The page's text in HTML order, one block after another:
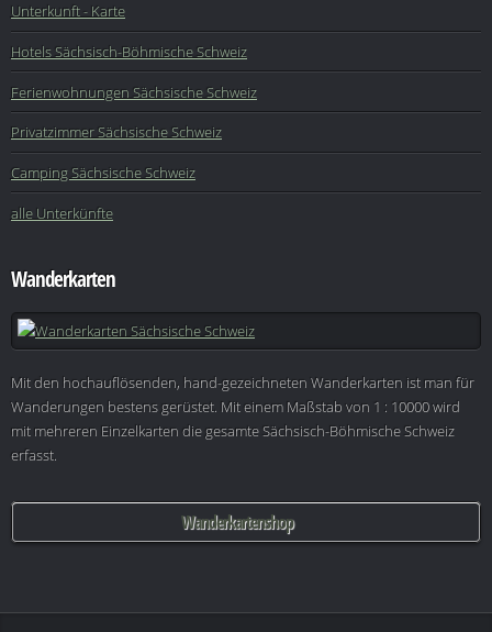
Unterkunft - Karte
Hotels Sächsisch-Böhmische Schweiz
Ferienwohnungen Sächsische Schweiz
Privatzimmer Sächsische Schweiz
Camping Sächsische Schweiz
alle Unterkünfte
Wanderkarten
Mit den hochauflösenden, hand-gezeichneten Wanderkarten ist man für
Wanderungen bestens gerüstet. Mit einem Maßstab von 1 : 10000 wird
mit mehreren Einzelkarten die gesamte Sächsisch-Böhmische Schweiz
erfasst.
Wanderkartenshop